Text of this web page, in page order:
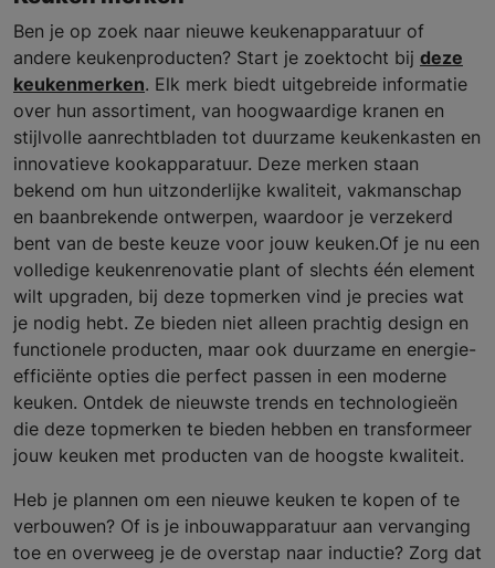
Ben je op zoek naar nieuwe keukenapparatuur of
andere keukenproducten? Start je zoektocht bij deze
keukenmerken. Elk merk biedt uitgebreide informatie
over hun assortiment, van hoogwaardige kranen en
stijlvolle aanrechtbladen tot duurzame keukenkasten en
innovatieve kookapparatuur. Deze merken staan
bekend om hun uitzonderlijke kwaliteit, vakmanschap
en baanbrekende ontwerpen, waardoor je verzekerd
bent van de beste keuze voor jouw keuken.Of je nu een
volledige keukenrenovatie plant of slechts één element
wilt upgraden, bij deze topmerken vind je precies wat
je nodig hebt. Ze bieden niet alleen prachtig design en
functionele producten, maar ook duurzame en energie-
efficiënte opties die perfect passen in een moderne
keuken. Ontdek de nieuwste trends en technologieën
die deze topmerken te bieden hebben en transformeer
jouw keuken met producten van de hoogste kwaliteit.
Heb je plannen om een nieuwe keuken te kopen of te
verbouwen? Of is je inbouwapparatuur aan vervanging
toe en overweeg je de overstap naar inductie? Zorg dat